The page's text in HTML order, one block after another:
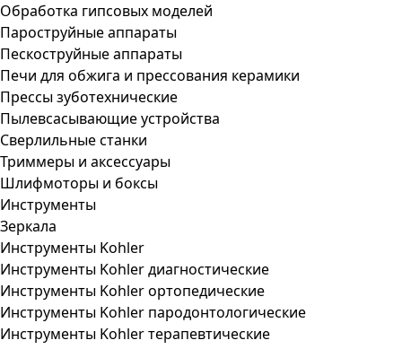
Обработка гипсовых моделей
Пароструйные аппараты
Пескоструйные аппараты
Печи для обжига и прессования керамики
Прессы зуботехнические
Пылевсасывающие устройства
Сверлильные станки
Триммеры и аксессуары
Шлифмоторы и боксы
Инструменты
Зеркала
Инструменты Kohler
Инструменты Kohler диагностические
Инструменты Kohler ортопедические
Инструменты Kohler пародонтологические
Инструменты Kohler терапевтические